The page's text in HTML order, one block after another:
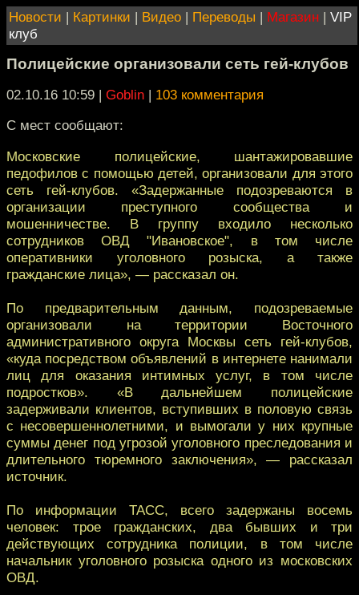
Новости | Картинки | Видео | Переводы | Магазин | VIP
клуб
Полицейские организовали сеть гей-клубов
02.10.16 10:59 | Goblin | 103 комментария
С мест сообщают:
Московские полицейские, шантажировавшие
педофилов с помощью детей, организовали для этого
сеть гей-клубов. «Задержанные подозреваются в
организации преступного сообщества и
мошенничестве. В группу входило несколько
сотрудников ОВД "Ивановское", в том числе
оперативники уголовного розыска, а также
гражданские лица», — рассказал он.
По предварительным данным, подозреваемые
организовали на территории Восточного
административного округа Москвы сеть гей-клубов,
«куда посредством объявлений в интернете нанимали
лиц для оказания интимных услуг, в том числе
подростков». «В дальнейшем полицейские
задерживали клиентов, вступивших в половую связь
с несовершеннолетними, и вымогали у них крупные
суммы денег под угрозой уголовного преследования и
длительного тюремного заключения», — рассказал
источник.
По информации ТАСС, всего задержаны восемь
человек: трое гражданских, два бывших и три
действующих сотрудника полиции, в том числе
начальник уголовного розыска одного из московских
ОВД.